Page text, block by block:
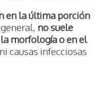
en la última porción
no suele
morfología o en el
ni causas infecciosas